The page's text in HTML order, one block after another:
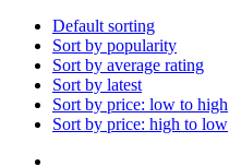
Default sorting
Sort by popularity
Sort by average rating
Sort by latest
Sort by price: low to high
Sort by price: high to low